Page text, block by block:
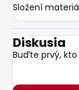
Složení
Diskusia
Buďte prvý,